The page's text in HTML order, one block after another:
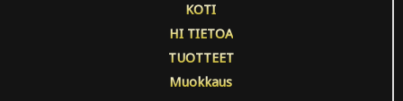
KOTI
HI TIETOA
TUOTTEET
Muokkaus